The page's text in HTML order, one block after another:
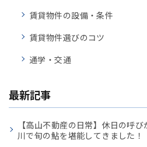
賃貸物件の設備・条件
賃貸物件選びのコツ
通学・交通
最新記事
【高山不動産の日常】休日の呼
川で旬の鮎を堪能してきました！